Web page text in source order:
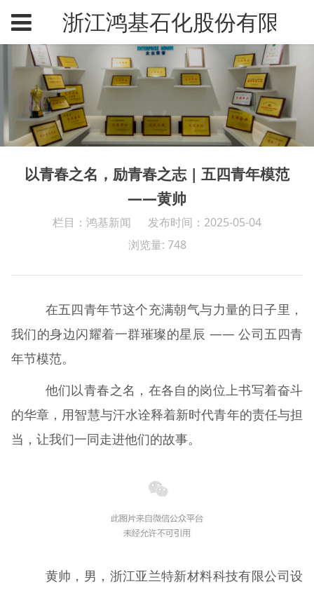
浙江鸿基石化股份有限公
以青春之名，励青春之志 | 五四青年模范
——黄帅
栏目：鸿基新闻
发布时间：2025-05-04
浏览量: 748
在五四青年节这个充满朝气与力量的日子里，
我们的身边闪耀着一群璀璨的星辰 —— 公司五四青
年节模范。
他们以青春之名，在各自的岗位上书写着奋斗
的华章，用智慧与汗水诠释着新时代青年的责任与担
当，让我们一同走进他们的故事。
黄帅，男，浙江亚兰特新材料科技有限公司设